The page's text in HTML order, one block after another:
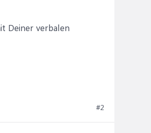
Deiner verbalen
#2